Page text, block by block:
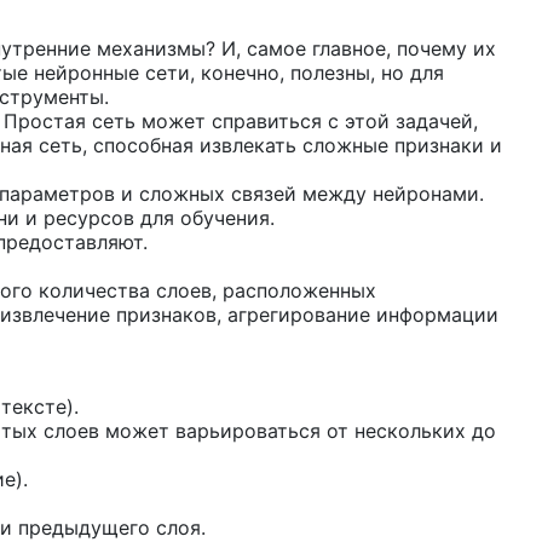
механизмы? И, самое главное, почему их
нейронные сети, конечно, полезны, но для
сеть может справиться с этой задачей,
сеть, способная извлекать сложные признаки и
и сложных связей между нейронами.
и ресурсов для обучения.
количества слоев, расположенных
признаков, агрегирование информации
слоев может варьироваться от нескольких до
предыдущего слоя.